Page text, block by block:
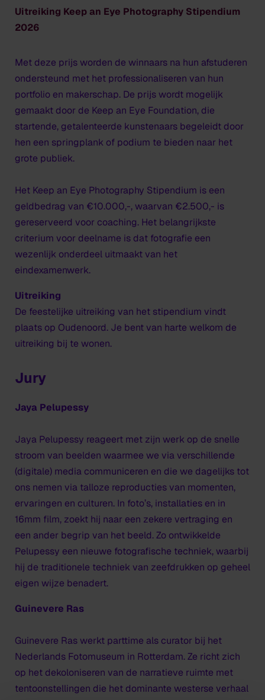
Uitreiking Keep an Eye Photography Stipendium
2026
Met deze prijs worden de winnaars na hun afstuderen
ondersteund met het professionaliseren van hun
portfolio en makerschap. De prijs wordt mogelijk
gemaakt door de Keep an Eye Foundation, die
startende, getalenteerde kunstenaars begeleidt door
hen een springplank of podium te bieden naar het
grote publiek.
Het Keep an Eye Photography Stipendium is een
geldbedrag van €10.000,-, waarvan €2.500,- is
gereserveerd voor coaching. Het belangrijkste
criterium voor deelname is dat fotografie een
wezenlijk onderdeel uitmaakt van het
eindexamenwerk.
Uitreiking
De feestelijke uitreiking van het stipendium vindt
plaats op Oudenoord. Je bent van harte welkom de
uitreiking bij te wonen.
Jury
Jaya Pelupessy
Jaya Pelupessy reageert met zijn werk op de snelle
stroom van beelden waarmee we via verschillende
(digitale) media communiceren en die we dagelijks tot
ons nemen via talloze reproducties van momenten,
ervaringen en culturen. In foto’s, installaties en in
16mm film, zoekt hij naar een zekere vertraging en
een ander begrip van het beeld. Zo ontwikkelde
Pelupessy een nieuwe fotografische techniek, waarbij
hij de traditionele techniek van zeefdrukken op geheel
eigen wijze benadert.
Guinevere Ras
Guinevere Ras werkt parttime als curator bij het
Nederlands Fotomuseum in Rotterdam. Ze richt zich
op het dekoloniseren van de narratieve ruimte met
tentoonstellingen die het dominante westerse verhaal